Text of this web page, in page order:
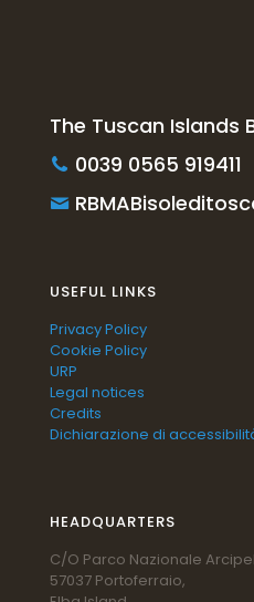
The Tuscan Islands
0039 0565 919411
USEFUL LINKS
Privacy Policy
Cookie Policy
URP
Legal notices
Credits
Dichiarazione di
HEADQUARTERS
C/O Parco Nazionale
57037 Portoferraio,